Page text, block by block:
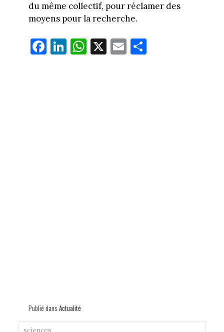
du même collectif, pour réclamer des
moyens pour la recherche.
Fa
ce
Li
nk
W
ha
X E
m
Pa
rt
Publié dans Actualité
sciences